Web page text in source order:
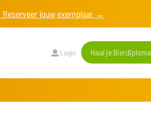
jouw exemplaar →
Login Haal je Bierdiploma